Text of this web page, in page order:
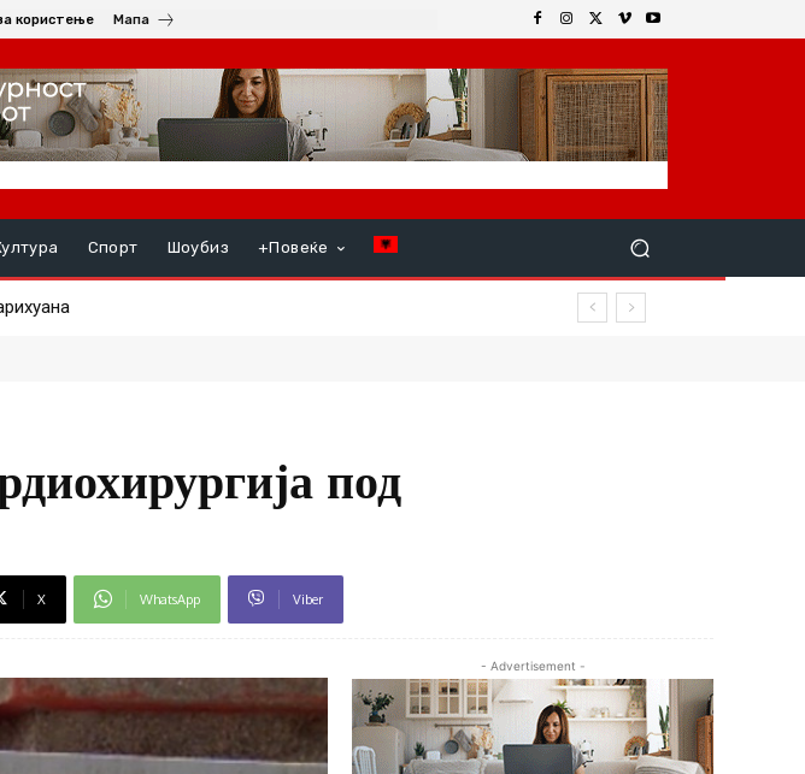
користење Мапа
Спорт Шоубиз +Повеќе
се здобило со тешки повреди
под
X WhatsApp Viber
- Advertisement -